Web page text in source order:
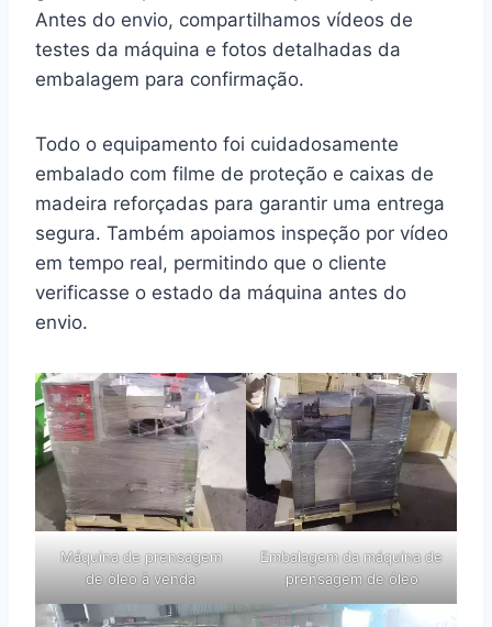
Antes do envio, compartilhamos vídeos de
testes da máquina e fotos detalhadas da
embalagem para confirmação.
Todo o equipamento foi cuidadosamente
embalado com filme de proteção e caixas de
madeira reforçadas para garantir uma entrega
segura. Também apoiamos inspeção por vídeo
em tempo real, permitindo que o cliente
verificasse o estado da máquina antes do
envio.
Máquina de prensagem
de óleo à venda
Embalagem da máquina de
prensagem de óleo